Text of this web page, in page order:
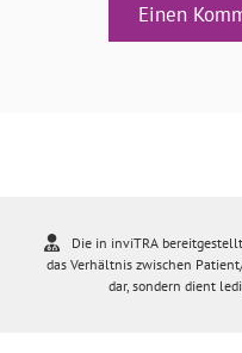
Einen
Die in inviTRA
das Verhältnis zwischen
dar, sondern dient